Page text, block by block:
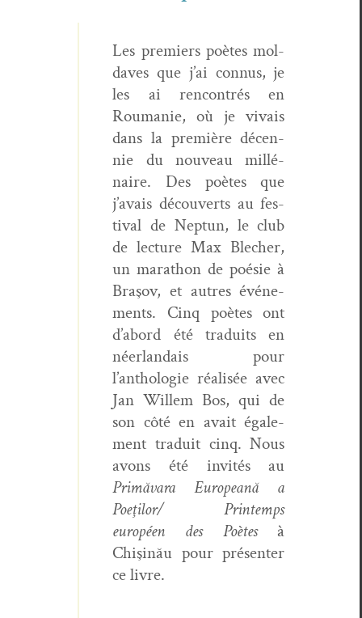
Les pre­miers poètes mol­
dav­es que j’ai con­nus, je
les ai ren­con­trés en
Roumanie, où je vivais
dans la pre­mière décen­
nie du nou­veau mil­lé­
naire. Des poètes que
j’avais décou­verts au fes­
ti­val de Nep­tun, le club
de lec­ture Max Blech­er,
un marathon de poésie à
Braşov, et autres événe­
ments. Cinq poètes ont
d’abord été traduits en
néer­landais pour
l’anthologie réal­isée avec
Jan Willem Bos, qui de
son côté en avait égale­
ment traduit cinq. Nous
avons été invités au
Primă­vara Euro­peană a
Poeţilor/ Print­emps
européen des Poètesà
Chişinău pour présen­ter
ce livre.